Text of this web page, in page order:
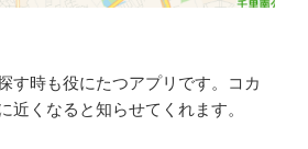
す時も役にたつアプリです。コカ
近くなると知らせてくれます。